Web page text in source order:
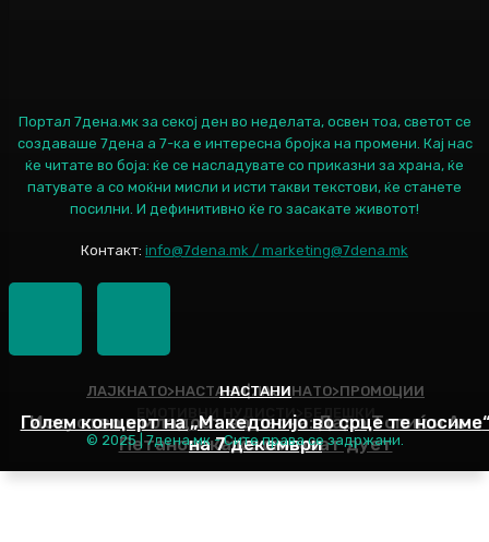
ЕМОТИВНИ НУДИСТИ>БЕЛЕШКИ
Наслов
ЛАЈКНАТО>НАСТАНИ|ЛАЈКНАТО>ПРОМОЦИИ
Искуство и младост во песна: Дадо Топиќ и Ана
Петановска ќе снимаат дует
НАСТАНИ
Голем концерт на „Македонијо во срце те
на 7 декември
Портал 7дена.мк за секој ден во неделата, освен тоа, светот се
создаваше 7дена а 7-ка е интересна бројка на промени. Кај нас
ќе читате во боја: ќе се насладувате со приказни за храна, ќе
патувате а со моќни мисли и исти такви текстови, ќе станете
посилни. И дефинитивно ќе го засакате животот!
Контакт: info@7dena.mk / marketing@7dena.mk
© 2025 | 7дена.мк - Сите права се задржани.